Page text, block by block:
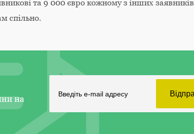
та 9 000 євро кожному з інших заявників
спільно.
на